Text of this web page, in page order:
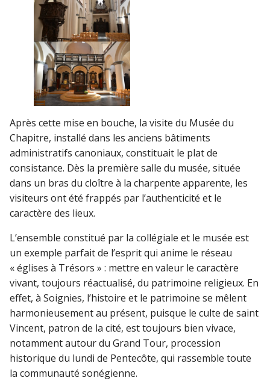
Après cette mise en bouche, la visite du Musée du
Chapitre, installé dans les anciens bâtiments
administratifs canoniaux, constituait le plat de
consistance. Dès la première salle du musée, située
dans un bras du cloître à la charpente apparente, les
visiteurs ont été frappés par l’authenticité et le
caractère des lieux.
L’ensemble constitué par la collégiale et le musée est
un exemple parfait de l’esprit qui anime le réseau
« églises à Trésors » : mettre en valeur le caractère
vivant, toujours réactualisé, du patrimoine religieux. En
effet, à Soignies, l’histoire et le patrimoine se mêlent
harmonieusement au présent, puisque le culte de saint
Vincent, patron de la cité, est toujours bien vivace,
notamment autour du Grand Tour, procession
historique du lundi de Pentecôte, qui rassemble toute
la communauté sonégienne.